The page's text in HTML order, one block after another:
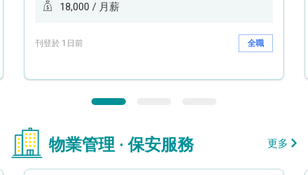
18,000 / 月薪
刊登於 1日前 全職
物業管理 · 保安服務 更多